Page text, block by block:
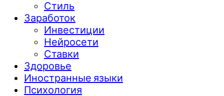
Стиль
Заработок
Инвестиции
Нейросети
Ставки
Здоровье
Иностранные языки
Психология